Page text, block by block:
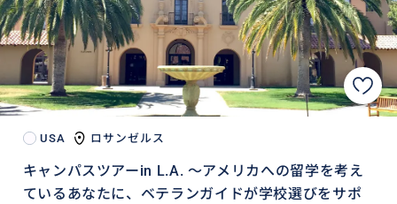
USA ロサンゼルス
キャンパスツアーin L.A. 〜アメリカへの留学を考え
ているあなたに、ベテランガイドが学校選びをサポ